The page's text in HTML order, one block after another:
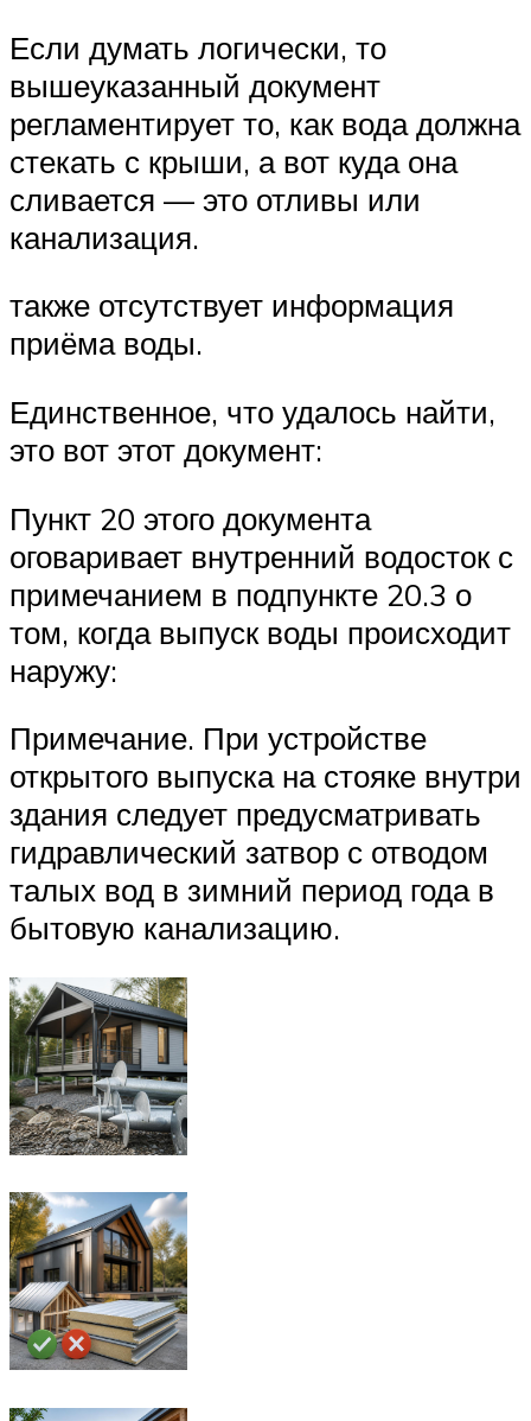
Если думать логически, то
вышеуказанный документ
регламентирует то, как вода должна
стекать с крыши, а вот куда она
сливается — это отливы или
канализация.
также отсутствует информация
приёма воды.
Единственное, что удалось найти,
это вот этот документ:
Пункт 20 этого документа
оговаривает внутренний водосток с
примечанием в подпункте 20.3 о
том, когда выпуск воды происходит
наружу:
Примечание. При устройстве
открытого выпуска на стояке внутри
здания следует предусматривать
гидравлический затвор с отводом
талых вод в зимний период года в
бытовую канализацию.